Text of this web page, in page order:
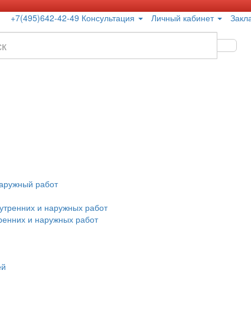
+7(495)642-42-49 Консультация Личный кабинет
работ
и наружных работ
и наружных работ